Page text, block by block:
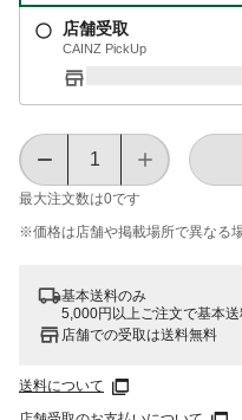
店舗受取
CAINZ PickUp
最大注文数は0です
※価格は​店舗や​掲載場所で​異なる​
基本送料のみ
5,000円以上ご注文で基本
店舗での受取は送料無料
送料について